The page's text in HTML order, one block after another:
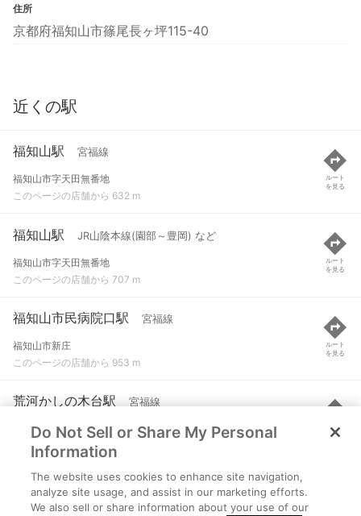
住所
京都府福知山市篠尾長ヶ坪115-40
近くの駅
福知山駅 宮福線
福知山市字天田無番地
このページの店舗から 632 m
ルート
を見る
福知山駅 JR山陰本線(園部～豊岡) など
福知山市字天田無番地
このページの店舗から 707 m
ルート
を見る
福知山市民病院口駅 宮福線
福知山市新庄
このページの店舗から 953 m
ルート
を見る
荒河かしの木台駅 宮福線
福知山市上荒河
このページの店舗から 2.4 km
ルート
を見る
牧駅 宮福線
福知山市牧
Do Not Sell or Share My Personal
Information
The website uses cookies to enhance site navigation,
analyze site usage, and assist in our marketing efforts.
We also sell or share information about your use of our